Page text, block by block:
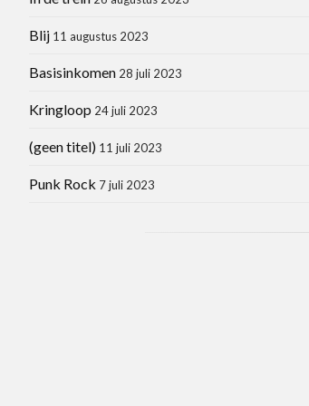
Blij 11 augustus 2023
Basisinkomen 28 juli 2023
Kringloop 24 juli 2023
(geen titel) 11 juli 2023
Punk Rock 7 juli 2023